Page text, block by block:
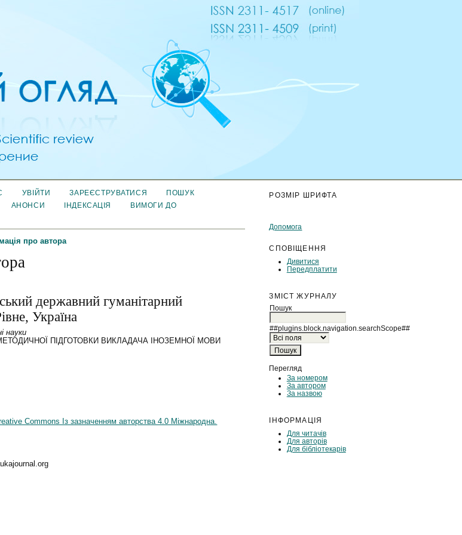
РОЗМІР ШРИФТА
Допомога
СПОВІЩЕННЯ
Дивитися
Передплатити
ЗМІСТ ЖУРНАЛУ
Пошук
##plugins.block.navigation.searchScope##
Перегляд
За номером
За автором
За назвою
ІНФОРМАЦІЯ
Для читачів
Для авторів
Для бібліотекарів
УВІЙТИ ЗАРЕЄСТРУВАТИСЯ
ПОШУК
АНОНСИ ІНДЕКСАЦІЯ
ВИМОГИ ДО
про автора
державний гуманітарний
Україна
науки
ПІДГОТОВКИ ВИКЛАДАЧА ІНОЗЕМНОЇ МОВИ
Commons Із зазначенням авторства 4.0 Міжнародна.